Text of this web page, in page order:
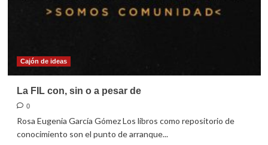
Cajón de ideas
La FIL con, sin o a pesar de
0
Rosa Eugenia García Gómez Los libros como repositorio de
conocimiento son el punto de arranque...